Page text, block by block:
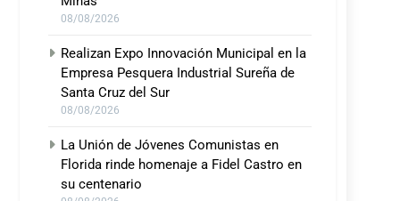
08/08/2026
Realizan Expo Innovación Municipal en la
Empresa Pesquera Industrial Sureña de
Santa Cruz del Sur
08/08/2026
La Unión de Jóvenes Comunistas en
Florida rinde homenaje a Fidel Castro en
su centenario